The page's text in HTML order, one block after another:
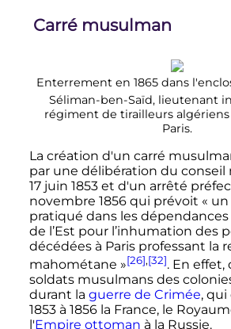
Carré musulman
Enterrement en 1865 dans
Séliman-ben-Saïd, lieutenant
régimentde tirailleurs
Paris.
La création d'un carré
par une délibération du conseil
17 juin 1853et d'un arrêté
novembre 1856qui prévoit « un
pratiqué dans les
de l’Est pour l’inhumation des
décédées à Paris professant la
mahométane »[26],[32]. En
soldats musulmans des
durant la guerre de Crimée, qui
1853 à 1856 la France, le
l'Empire ottoman à la Russie.